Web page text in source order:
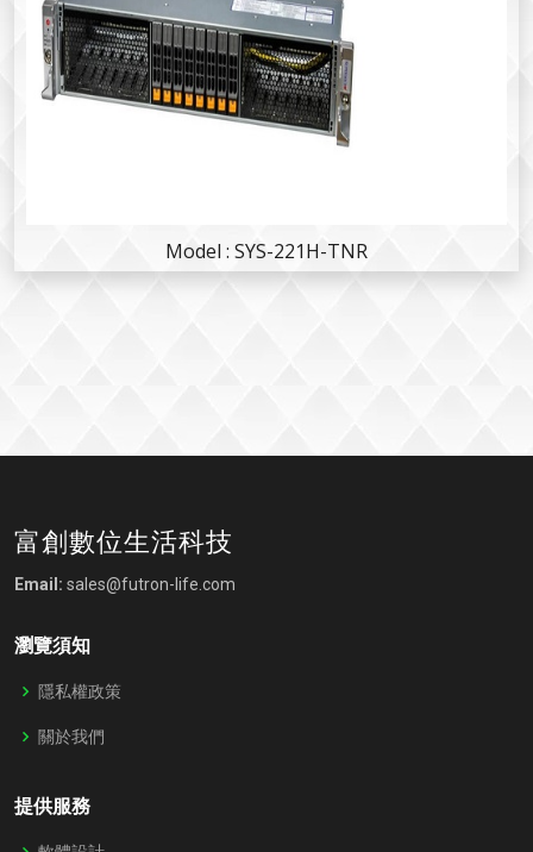
Model : SYS-221H-TNR
富創數位生活科技
Email: sales@futron-life.com
瀏覽須知
隱私權政策
關於我們
提供服務